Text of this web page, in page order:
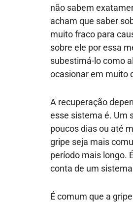
não sabem
acham que saber
muito fraco para
sobre ele por essa
subestimá-lo como
ocasionar em muito
A recuperação
esse sistema é. Um
poucos dias ou até
gripe seja mais
período mais longo.
conta de um
É comum que a